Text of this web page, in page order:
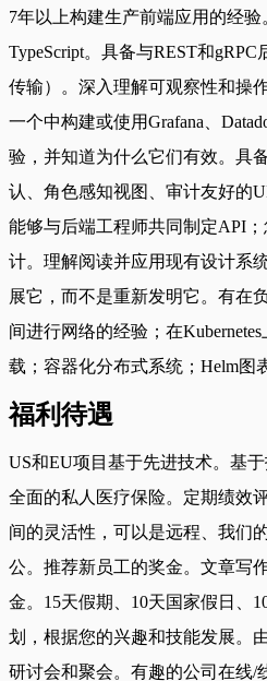
7年以上构建生产前端应用的经验
TypeScript。具备与REST和
传输）。深入理解可观察性和
一个中构建或使用Grafana、
验，并知道为什么它们有效。具
认、角色感知视图、审计友好的
能够与后端工程师共同制定API
计。理解阅读并应用现有设计系
展它，而不是重新发明它。有在
间进行网络的经验；在
载；容器化分布式系统；Helm图
福利待遇
US和EU项目基于先进技术。基
全面的私人医疗保险。定期绩效
间的灵活性，可以是远程、我们
公。推荐新员工的奖金。文章写
金。15天假期、10天国家假日、
划，根据您的兴趣和技能发展。
研讨会和聚会。有趣的公司在线/